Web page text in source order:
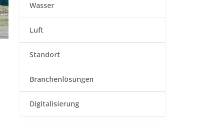
Wasser
Luft
Standort
Branchenlösungen
Digitalisierung